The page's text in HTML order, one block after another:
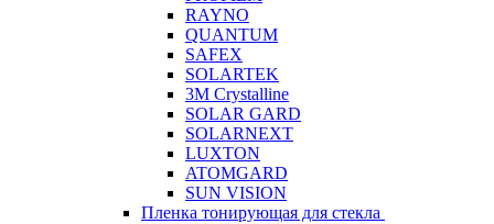
RAYNO
QUANTUM
SAFEX
SOLARTEK
3M Crystalline
SOLAR GARD
SOLARNEXT
LUXTON
ATOMGARD
SUN VISION
Пленка тонирующая для стекла